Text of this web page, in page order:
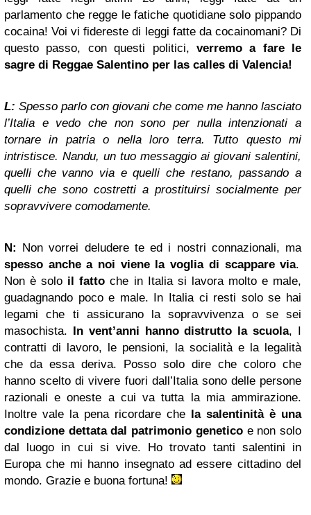
parlamento che regge le fatiche quotidiane solo pippando
cocaina! Voi vi fidereste di leggi fatte da cocainomani? Di
questo passo, con questi politici, verremo a fare le
sagre di Reggae Salentino per las calles di Valencia!
L: Spesso parlo con giovani che come me hanno lasciato
l’Italia e vedo che non sono per nulla intenzionati a
tornare in patria o nella loro terra. Tutto questo mi
intristisce. Nandu, un tuo messaggio ai giovani salentini,
quelli che vanno via e quelli che restano, passando a
quelli che sono costretti a prostituirsi socialmente per
sopravvivere comodamente.
N: Non vorrei deludere te ed i nostri connazionali, ma
spesso anche a noi viene la voglia di scappare via.
Non è solo il fatto che in Italia si lavora molto e male,
guadagnando poco e male. In Italia ci resti solo se hai
legami che ti assicurano la sopravvivenza o se sei
masochista. In vent’anni hanno distrutto la scuola, I
contratti di lavoro, le pensioni, la socialità e la legalità
che da essa deriva. Posso solo dire che coloro che
hanno scelto di vivere fuori dall’Italia sono delle persone
razionali e oneste a cui va tutta la mia ammirazione.
Inoltre vale la pena ricordare che la salentinità è una
condizione dettata dal patrimonio geneticoe non solo
dal luogo in cui si vive. Ho trovato tanti salentini in
Europa che mi hanno insegnato ad essere cittadino del
mondo. Grazie e buona fortuna!